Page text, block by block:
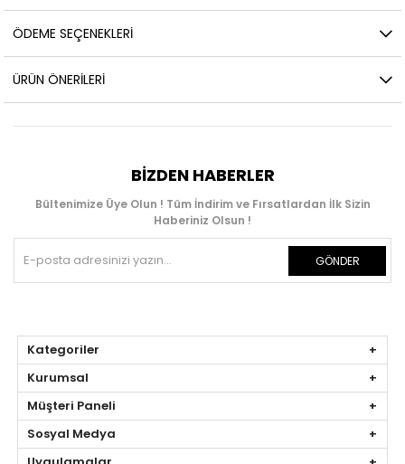
ÖDEME SEÇENEKLERI
ÜRÜN ÖNERILERI
BIZDEN HABERLER
Bültenimize Üye Olun ! Tüm İndirim ve Fırsatlardan İlk Sizin
Haberiniz Olsun !
GÖNDER
Kategoriler
Kurumsal
Müşteri Paneli
Sosyal Medya